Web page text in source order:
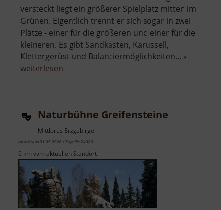
versteckt liegt ein größerer Spielplatz mitten im
Grünen. Eigentlich trennt er sich sogar in zwei
Plätze - einer für die größeren und einer für die
kleineren. Es gibt Sandkasten, Karussell,
Klettergerüst und Balanciermöglichkeiten... »
weiterlesen
Lessingstraße
Naturbühne Greifensteine
Mittleres Erzgebirge
aktuell vom 31.05.2026 / Zugriffe: 24980
6 km vom aktuellen Standort